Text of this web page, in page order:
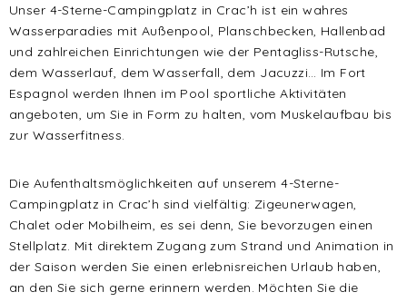
Unser 4-Sterne-Campingplatz in Crac’h ist ein wahres
Wasserparadies mit Außenpool, Planschbecken, Hallenbad
und zahlreichen Einrichtungen wie der Pentagliss-Rutsche,
dem Wasserlauf, dem Wasserfall, dem Jacuzzi… Im Fort
Espagnol werden Ihnen im Pool sportliche Aktivitäten
angeboten, um Sie in Form zu halten, vom Muskelaufbau bis
zur Wasserfitness.
Die Aufenthaltsmöglichkeiten auf unserem 4-Sterne-
Campingplatz in Crac’h sind vielfältig: Zigeunerwagen,
Chalet oder Mobilheim, es sei denn, Sie bevorzugen einen
Stellplatz. Mit direktem Zugang zum Strand und Animation in
der Saison werden Sie einen erlebnisreichen Urlaub haben,
an den Sie sich gerne erinnern werden. Möchten Sie die